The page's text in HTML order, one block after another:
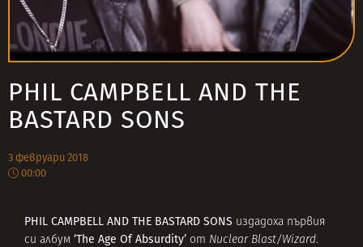
PHIL CAMPBELL AND THE
BASTARD SONS
3 февруари 2018
00:00
PHIL CAMPBELL AND THE BASTARD SONS издадоха първия
си албум ‘The Age Of Absurdity’ от Nuclear Blast/Wizard.